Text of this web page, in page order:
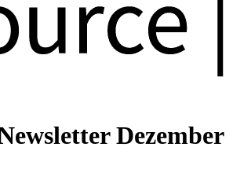
Dezember